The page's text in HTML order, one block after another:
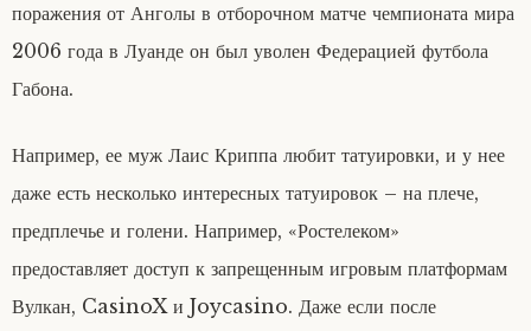
поражения от Анголы в отборочном матче чемпионата мира
2006 года в Луанде он был уволен Федерацией футбола
Габона.
Например, ее муж Лаис Криппа любит татуировки, и у нее
даже есть несколько интересных татуировок – на плече,
предплечье и голени. Например, «Ростелеком»
предоставляет доступ к запрещенным игровым платформам
Вулкан, CasinoX и Joycasino. Даже если после